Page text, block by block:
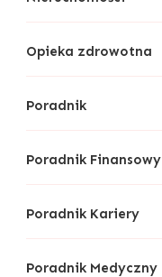
Opieka zdrowotna
Poradnik
Poradnik Finansowy
Poradnik Kariery
Poradnik Medyczny